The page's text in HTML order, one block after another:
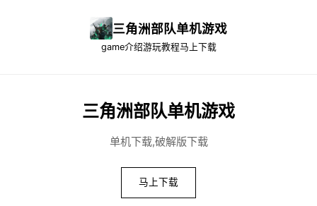
三角洲部队单机游戏
game介绍游玩教程马上下载
三角洲部队单机游戏
单机下载,破解版下载
马上下载